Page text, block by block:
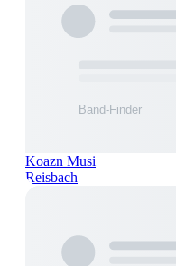
Koazn Musi
Reisbach